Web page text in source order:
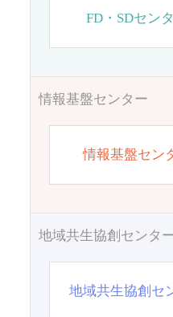
FD・SDセン
情報基盤センター
情報基盤セン
地域共生協創センタ
地域共生協創セ